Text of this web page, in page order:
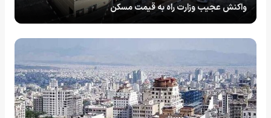
واکنش عجیب وزارت راه به قیمت مسکن